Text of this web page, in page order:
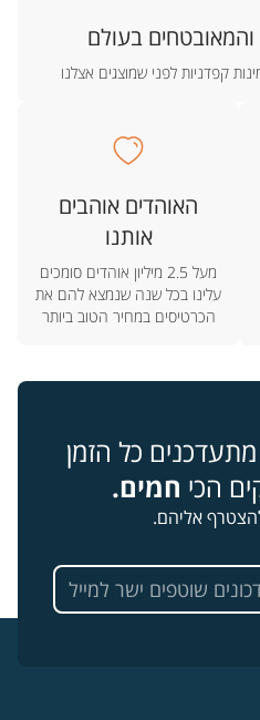
בעולם
קפדניות לפני שמוצגים אצלנו
האוהדים אוהבים
אותנו
מעל 2.5 מיליון אוהדים סומכים
עלינו בכל שנה שנמצא להם את
הכרטיסים במחיר הטוב ביותר
כל הזמן
הכי חמים.
אליהם.